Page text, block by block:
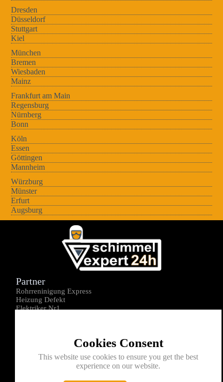
Dresden
Düsseldorf
Stuttgart
Kiel
München
Bremen
Wiesbaden
Mainz
Frankfurt am Main
Regensburg
Nürnberg
Bonn
Köln
Essen
Göttingen
Mannheim
Würzburg
Münster
Erfurt
Augsburg
Cookies Consent
This website use cookies to ensure you get the best
experience on our website.
Partner
Rohrreninigung Express
Heizung Defekt
Elektriker Nr1
Kontakt